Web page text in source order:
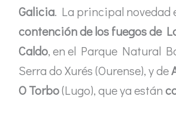
Galicia. La principal novedad
contención de los fuegos de
Caldo, en el Parque Natural
Serra do Xurés (Ourense), y de
O Torbo(Lugo), que ya están